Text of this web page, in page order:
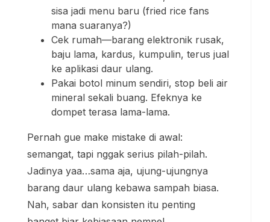
sisa jadi menu baru (fried rice fans
mana suaranya?)
Cek rumah—barang elektronik rusak,
baju lama, kardus, kumpulin, terus jual
ke aplikasi daur ulang.
Pakai botol minum sendiri, stop beli air
mineral sekali buang. Efeknya ke
dompet terasa lama-lama.
Pernah gue make mistake di awal:
semangat, tapi nggak serius pilah-pilah.
Jadinya yaa…sama aja, ujung-ujungnya
barang daur ulang kebawa sampah biasa.
Nah, sabar dan konsisten itu penting